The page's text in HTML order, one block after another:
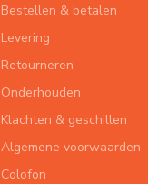
Bestellen & betalen
Levering
Retourneren
Onderhouden
Klachten & geschillen
Algemene voorwaarden
Colofon